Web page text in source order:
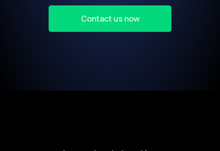
Contact us now